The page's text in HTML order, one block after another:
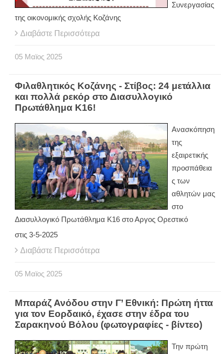
Συνεργασίας
της οικονομικής σχολής Κοζάνης
Διαβάστε Περισσότερα
05 Μαϊος 2025
Φιλαθλητικός Κοζάνης - Στίβος: 24 μετάλλια
και πολλά ρεκόρ στο Διασυλλογικό
Πρωτάθλημα Κ16!
Ανασκόπηση
της
εξαιρετικής
προσπάθεια
ς των
αθλητών μας
στο
Διασυλλογικό Πρωτάθλημα Κ16 στο Αργος Ορεστικό
στις 3-5-2025
Διαβάστε Περισσότερα
05 Μαϊος 2025
Μπαράζ Ανόδου στην Γ’ Εθνική: Πρώτη ήττα
για τον Εορδαικό, έχασε στην έδρα του
Σαρακηνού Βόλου (φωτογραφίες - βίντεο)
Την πρώτη